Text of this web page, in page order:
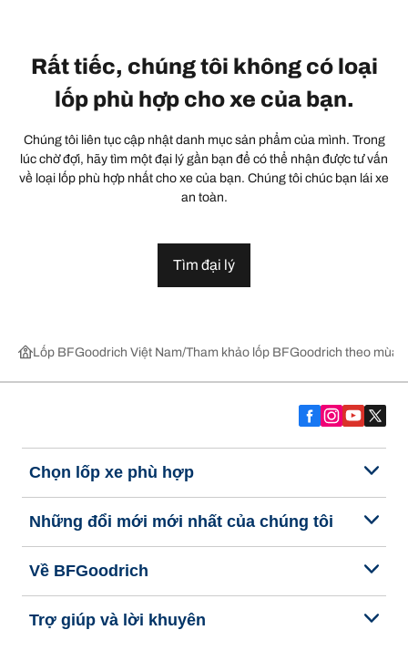
Rất tiếc, chúng tôi không có loại
lốp phù hợp cho xe của bạn.
Chúng tôi liên tục cập nhật danh mục sản phẩm của mình. Trong
lúc chờ đợi, hãy tìm một đại lý gần bạn để có thể nhận được tư vấn
về loại lốp phù hợp nhất cho xe của bạn. Chúng tôi chúc bạn lái xe
an toàn.
Tìm đại lý
Lốp BFGoodrich Việt Nam Tham khảo lốp BFGoodrich theo
Chọn lốp xe phù hợp
Những đổi mới mới nhất của chúng tôi
Về BFGoodrich
Trợ giúp và lời khuyên